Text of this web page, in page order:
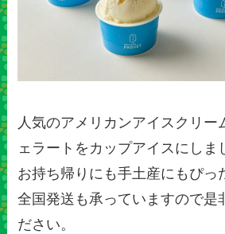
人気のアメリカンアイスクリー
ェラートをカップアイスにしま
お持ち帰りにも手土産にもぴっ
全国発送も承っていますので是
ださい。